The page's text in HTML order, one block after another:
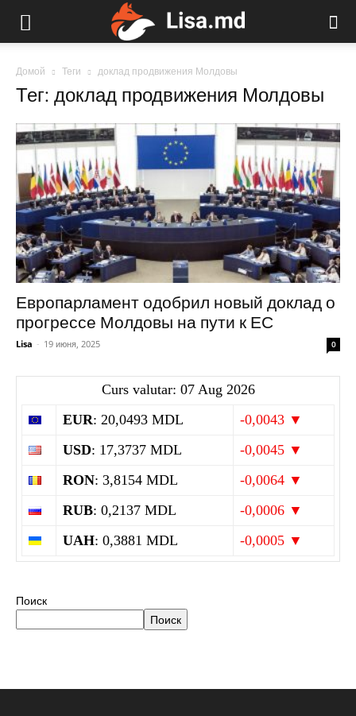
Домой Теги доклад продвижения Молдовы
Тег: доклад продвижения Молдовы
Европарламент одобрил новый доклад о
прогрессе Молдовы на пути к ЕС
Lisa - 19 июня, 2025 0
Curs valutar: 07 Aug 2026
EUR: 20,0493 MDL
-0,0043 ▼
USD: 17,3737 MDL
-0,0045 ▼
RON: 3,8154 MDL
-0,0064 ▼
RUB: 0,2137 MDL
-0,0006 ▼
UAH: 0,3881 MDL -0,0005 ▼
Поиск
Поиск